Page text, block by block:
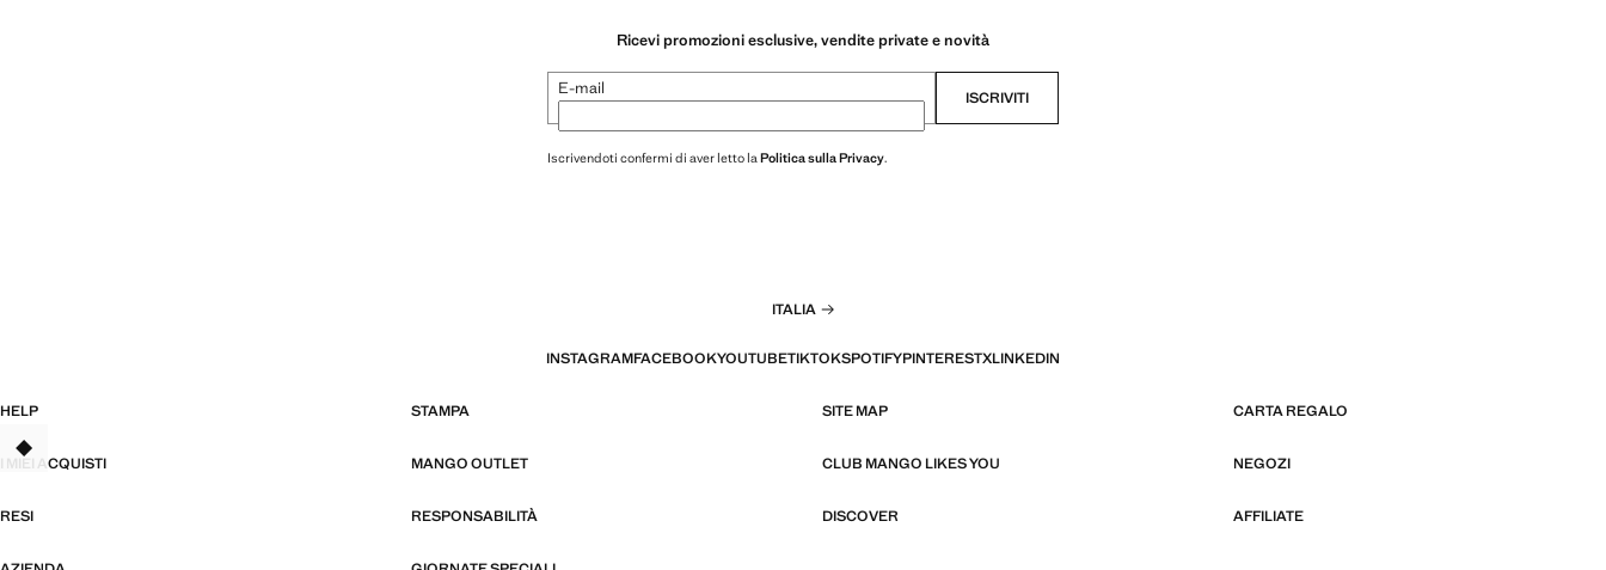
Ricevi promozioni esclusive, vendite private e novità
E-mail ISCRIVITI
Iscrivendoti confermi di aver letto laPolitica sulla Privacy.
ITALIA
INSTAGRAMFACEBOOKYOUTUBETIKTOKSPOTIFYPINTERESTXLINKEDIN
HELP STAMPA SITE MAP CARTA REGALO
I MIEI ACQUISTI MANGO OUTLET CLUB MANGO LIKES YOU NEGOZI
RESI RESPONSABILITÀ DISCOVER AFFILIATE